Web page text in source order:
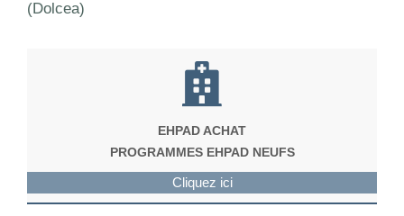
(Dolcea)
EHPAD ACHAT
PROGRAMMES EHPAD NEUFS
Cliquez ici